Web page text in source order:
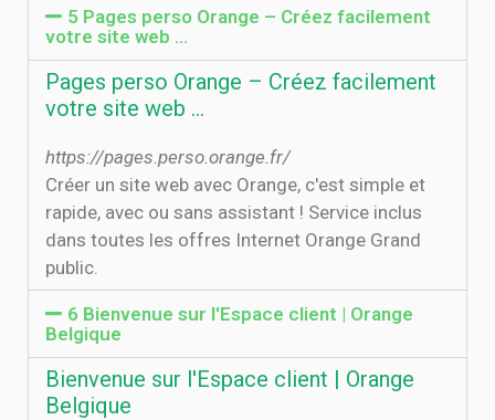
5 Pages perso Orange – Créez facilement
votre site web …
Pages perso Orange – Créez facilement
votre site web …
https://pages.perso.orange.fr/
Créer un site web avec Orange, c'est simple et
rapide, avec ou sans assistant ! Service inclus
dans toutes les offres Internet Orange Grand
public.
6 Bienvenue sur l'Espace client | Orange
Belgique
Bienvenue sur l'Espace client | Orange
Belgique